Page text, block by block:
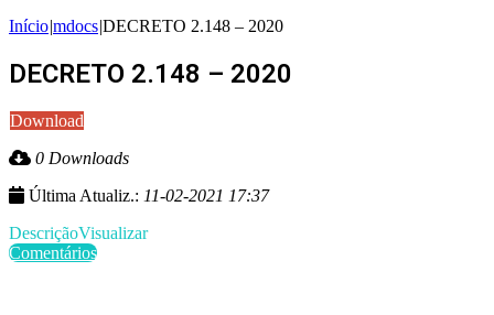
Início|mdocs|DECRETO 2.148 – 2020
DECRETO 2.148 – 2020
Download
0 Downloads
Última Atualiz.: 11-02-2021 17:37
DescriçãoVisualizar
Comentários